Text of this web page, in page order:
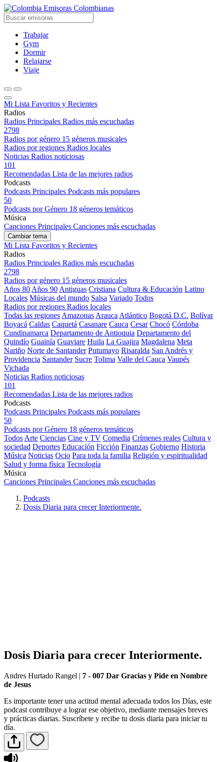
Emisoras Colombianas
Trabajar
Gym
Dormir
Relajarse
Viaje
Mi Lista Favoritos y Recientes
Radios
Radios Principales Radios más escuchadas
2798
Radios por género 15 géneros musicales
Radios por regiones Radios locales
Noticias Radios noticiosas
101
Recomendadas Lista de las mejores radios
Podcasts
Podcasts Principales Podcasts más populares
50
Podcasts por Género 18 géneros temáticos
Música
Canciones Principales Canciones más escuchadas
Cambiar tema
Mi Lista Favoritos y Recientes
Radios
Radios Principales Radios más escuchadas
2798
Radios por género 15 géneros musicales
Años 80 Años 90 Antiguas Cristiana Cultura & Educación Latino
Locales Músicas del mundo Salsa Variado Todos
Radios por regiones Radios locales
Todas las regiones Amazonas Arauca Atlántico Bogotá D.C. Bolívar
Boyacá Caldas Caquetá Casanare Cauca Cesar Chocó Córdoba
Cundinamarca Departamento de Antioquia Departamento del
Quindío Guainía Guaviare Huila La Guajira Magdalena Meta
Nariño Norte de Santander Putumayo Risaralda San Andrés y
Providencia Santander Sucre Tolima Valle del Cauca Vaupés
Vichada
Noticias Radios noticiosas
101
Recomendadas Lista de las mejores radios
Podcasts
Podcasts Principales Podcasts más populares
50
Podcasts por Género 18 géneros temáticos
Todos Arte Ciencias Cine y TV Comedia Crímenes reales Cultura y
sociedad Deportes Educación Ficción Finanzas Gobierno Historia
Música Noticias Ocio Para toda la familia Religión y espiritualidad
Salud y forma física Tecnología
Música
Canciones Principales Canciones más escuchadas
Podcasts
Dosis Diaria para crecer Interiormente.
Dosis Diaria para crecer Interiormente.
Andres Hurtado Rangel | 7 - 007 Dar Gracias y Pide en Nombre
de Jesus
Es importante tener una actitud mental adecuada todos los Días, este
podcast contribuye a lograr ese objetivo, mediante mensajes breves
y prácticas diarias. Suscríbete y recibe tu dosis diaria para iniciar tu
día.